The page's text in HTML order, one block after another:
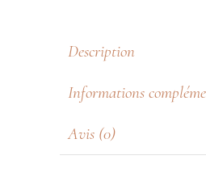
Description
Informations
Avis (0)